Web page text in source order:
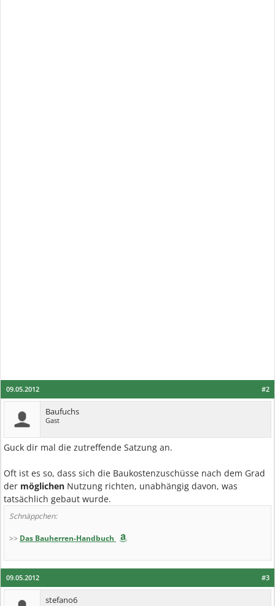
#2
09.05.2012
Baufuchs
Gast
Guck dir mal die zutreffende Satzung an.
Oft ist es so, dass sich die Baukostenzuschüsse nach dem Grad
der möglichen Nutzung richten, unabhängig davon, was
tatsächlich gebaut wurde.
Schnäppchen:
>> Das Bauherren-Handbuch
#3
09.05.2012
stefano6